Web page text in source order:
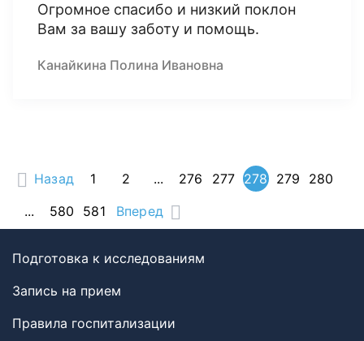
Огромное спасибо и низкий поклон
Вам за вашу заботу и помощь.
Канайкина Полина Ивановна
Назад 1 2 ... 276 277 278 279
280
...
580 581 Вперед
Подготовка к исследованиям
Запись на прием
Правила госпитализации